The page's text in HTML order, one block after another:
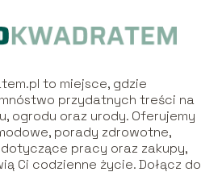
to miejsce, gdzie
przydatnych treści na
ogrodu oraz urody. Oferujemy
porady zdrowotne,
pracy oraz zakupy,
Ci codzienne życie. Dołącz do